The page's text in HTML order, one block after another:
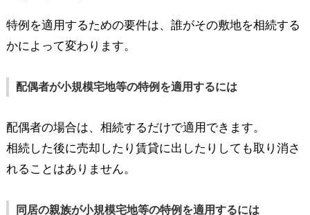
特例を適用するための要件は、誰がその敷地を相続する
かによって変わります。
配偶者が小規模宅地等の特例を適用するには
配偶者の場合は、相続するだけで適用できます。
相続した後に売却したり賃貸に出したりしても取り消さ
れることはありません。
同居の親族が小規模宅地等の特例を適用するには